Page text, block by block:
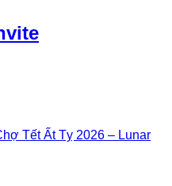
Tết Ất Tỵ 2026 – Lunar